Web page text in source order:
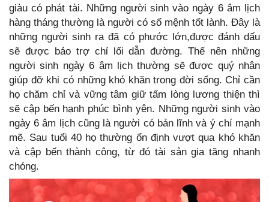
giàu có phát tài. Những người sinh vào ngày 6 âm lịch
hàng tháng thường là người có số mệnh tốt lành. Đây là
những người sinh ra đã có phước lớn,được đánh dấu
sẽ được bảo trợ chỉ lối dẫn đường. Thế nên những
người sinh ngày 6 âm lịch thường sẽ được quý nhân
giúp đỡ khi có những khó khăn trong đời sống. Chỉ cần
họ chăm chỉ và vững tâm giữ tấm lòng lương thiện thì
sẽ cập bến hạnh phúc bình yên. Những người sinh vào
ngày 6 âm lịch cũng là người có bản lĩnh và ý chí mạnh
mẽ. Sau tuổi 40 họ thường ổn định vượt qua khó khăn
và cập bến thành công, từ đó tài sản gia tăng nhanh
chóng.